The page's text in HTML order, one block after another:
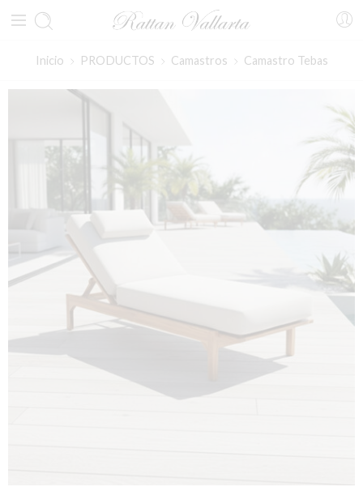
Inicio PRODUCTOS Camastros Camastro Tebas